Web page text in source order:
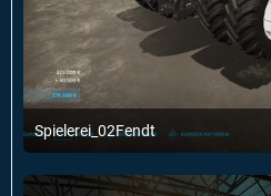
Spielerei_02Fendt
1. Januar 2022 um 22:57